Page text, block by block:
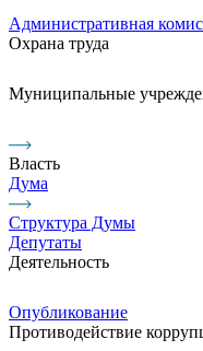
Административная
Охрана труда
Муниципальные
Власть
Дума
Структура Думы
Депутаты
Деятельность
Опубликование
Противодействие